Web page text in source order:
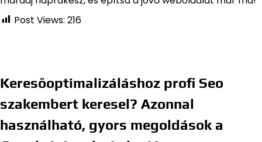
Post Views: 216
Keresőoptimalizáláshoz profi Seo
szakembert keresel? Azonnal
használható, gyors megoldások a